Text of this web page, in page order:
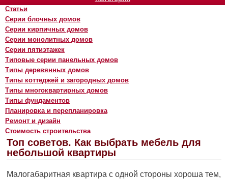
Статьи
Серии блочных домов
Серии кирпичных домов
Серии монолитных домов
Серии пятиэтажек
Типовые серии панельных домов
Типы деревянных домов
Типы коттеджей и загородных домов
Типы многоквартирных домов
Типы фундаментов
Планировка и перепланировка
Ремонт и дизайн
Стоимость строительства
Топ советов. Как выбрать мебель для
небольшой квартиры
Малогабаритная квартира с одной стороны хороша тем,